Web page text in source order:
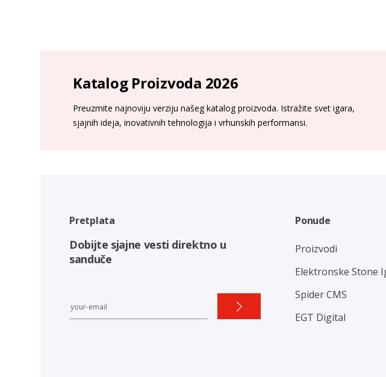
Katalog Proizvoda 2026
Preuzmite najnoviju verziju našeg katalog proizvoda. Istražite svet igara,
sjajnih ideja, inovativnih tehnologija i vrhunskih performansi.
Pretplata
Dobijte sjajne vesti direktno u
sanduče
Ponude
Proizvodi
Elektronske Stone
Spider CMS
EGT Digital